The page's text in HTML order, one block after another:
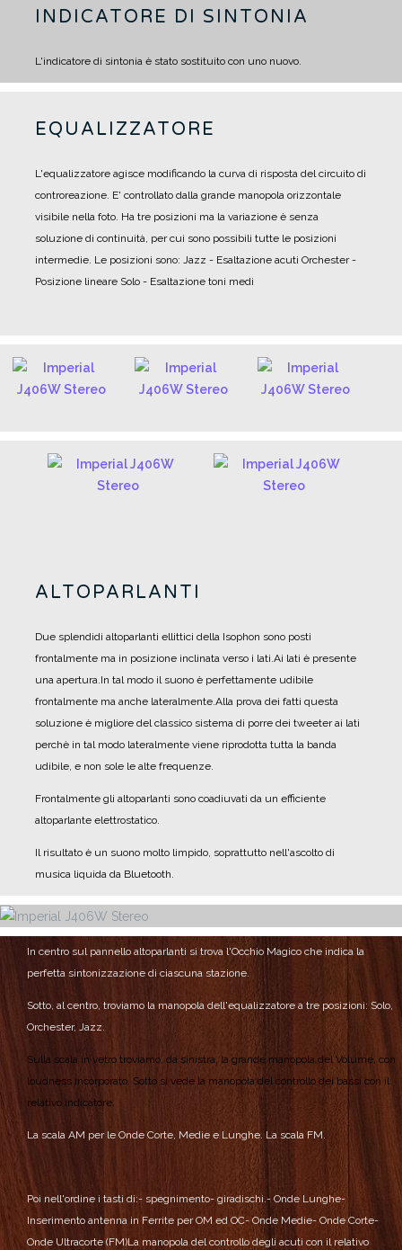
INDICATORE DI SINTONIA
L'indicatore di sintonia è stato sostituito con uno nuovo.
EQUALIZZATORE
L'equalizzatore agisce modificando la curva di risposta del circuito di
controreazione. E' controllato dalla grande manopola orizzontale
visibile nella foto. Ha tre posizioni ma la variazione è senza
soluzione di continuità, per cui sono possibili tutte le posizioni
intermedie. Le posizioni sono: Jazz - Esaltazione acuti Orchester -
Posizione lineare Solo - Esaltazione toni medi
ALTOPARLANTI
Due splendidi altoparlanti ellittici della Isophon sono posti
frontalmente ma in posizione inclinata verso i lati.Ai lati è presente
una apertura.In tal modo il suono è perfettamente udibile
frontalmente ma anche lateralmente.Alla prova dei fatti questa
soluzione è migliore del classico sistema di porre dei tweeter ai lati
perchè in tal modo lateralmente viene riprodotta tutta la banda
udibile, e non sole le alte frequenze.
Frontalmente gli altoparlanti sono coadiuvati da un efficiente
altoparlante elettrostatico.
Il risultato è un suono molto limpido, soprattutto nell'ascolto di
musica liquida da Bluetooth.
In centro sul pannello altoparlanti si trova l'Occhio Magico che indica la
perfetta sintonizzazione di ciascuna stazione.
Sotto, al centro, troviamo la manopola dell'equalizzatore a tre posizioni: Solo,
Orchester, Jazz.
Sulla scala in vetro troviamo, da sinistra, la grande manopola del Volume, con
loudness incorporato. Sotto si vede la manopola del controllo dei bassi con il
relativo indicatore.
La scala AM per le Onde Corte, Medie e Lunghe. La scala FM.
Poi nell'ordine i tasti di:- spegnimento- giradischi.- Onde Lunghe-
Inserimento antenna in Ferrite per OM ed OC- Onde Medie- Onde Corte-
Onde Ultracorte (FM)La manopola del controllo degli acuti con il relativo